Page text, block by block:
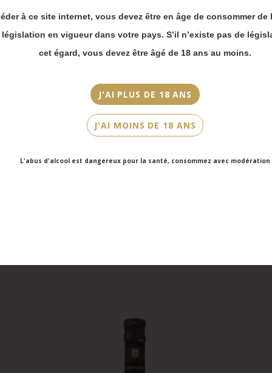
à ce site internet, vous devez être en âge de consommer de
législation en vigueur dans votre pays. S’il n’existe pas de
cet égard, vous devez être âgé de 18 ans au moins.
J'AI PLUS DE 18 ANS
J'AI MOINS DE 18 ANS
L'abus d'alcool est dangereux pour la santé, consommez avec modération
Millésime
Couleur
Meunier, Pinot noir, Chardonnay, Multi Vintage Base 2012
Merci de bien
prendre en compte :
Les envois
partir du 31 août.
Les commandes
en click-and-
collect (cave
Faubourg Saint-
Victor Hugo)